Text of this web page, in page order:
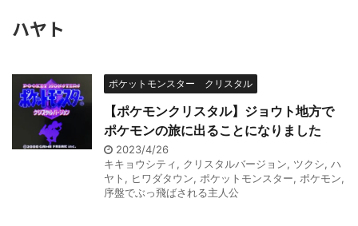
ハヤト
ポケットモンスター クリスタル
【ポケモンクリスタル】ジョウト地方で
ポケモンの旅に出ることになりました
2023/4/26
キキョウシティ, クリスタルバージョン, ツクシ, ハ
ヤト , ヒワダタウン, ポケットモンスター, ポケモン,
序盤でぶっ飛ばされる主人公